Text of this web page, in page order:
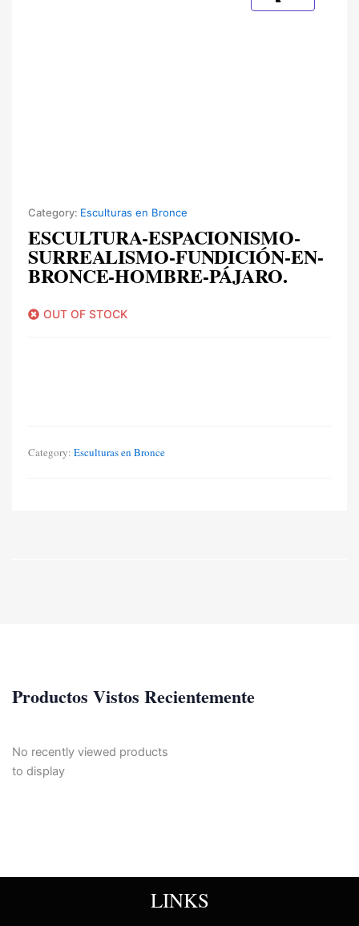
Category: Esculturas en Bronce
ESCULTURA-ESPACIONISMO-
SURREALISMO-FUNDICIÓN-EN-
BRONCE-HOMBRE-PÁJARO.
OUT OF STOCK
Category: Esculturas en Bronce
Productos Vistos Recientemente
No recently viewed products
to display
LINKS